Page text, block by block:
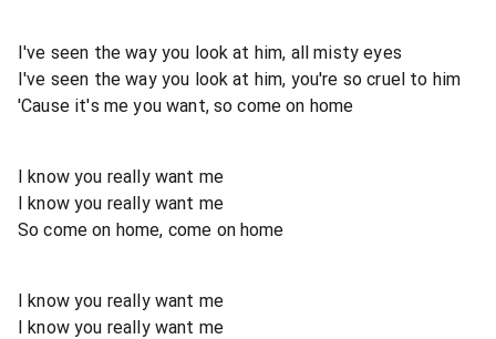
I've seen the way you look at him, all misty eyes
I've seen the way you look at him, you're so cruel to him
'Cause it's me you want, so come on home
I know you really want me
I know you really want me
So come on home, come on home
I know you really want me
I know you really want me